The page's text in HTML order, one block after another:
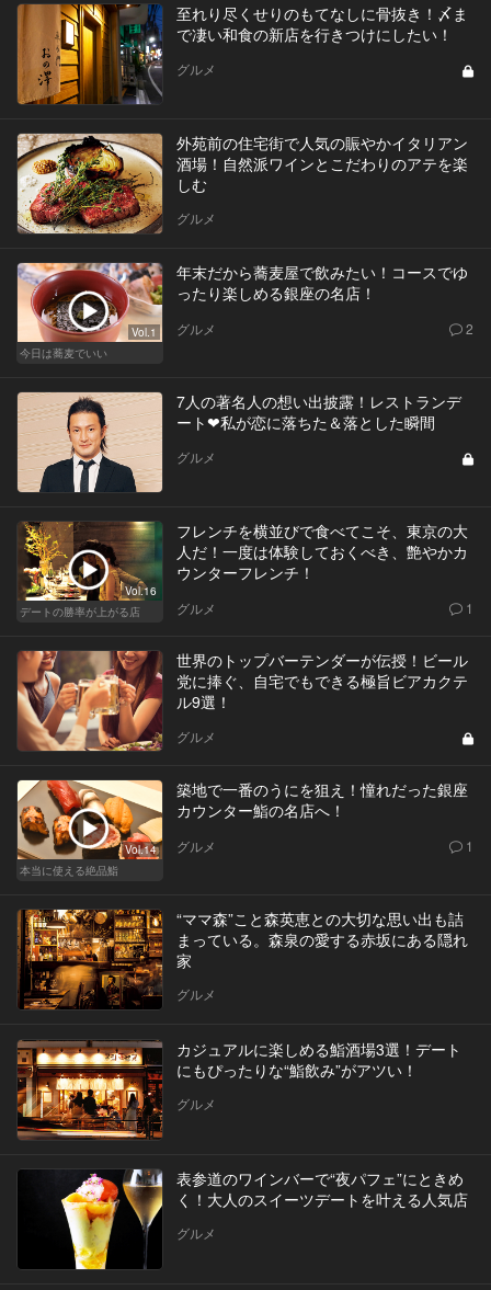
至れり尽くせりのもてなしに骨抜き！〆ま
で凄い和食の新店を行きつけにしたい！
グルメ
外苑前の住宅街で人気の賑やかイタリアン
酒場！自然派ワインとこだわりのアテを楽
しむ
グルメ
Vol.1
今日は蕎麦でいい
年末だから蕎麦屋で飲みたい！コースでゆ
ったり楽しめる銀座の名店！
グルメ 2
7人の著名人の想い出披露！レストランデ
ート❤私が恋に落ちた＆落とした瞬間
グルメ
Vol.16
デートの勝率が上がる店
フレンチを横並びで食べてこそ、東京の大
人だ！一度は体験しておくべき、艶やかカ
ウンターフレンチ！
グルメ 1
世界のトップバーテンダーが伝授！ビール
党に捧ぐ、自宅でもできる極旨ビアカクテ
ル9選！
グルメ
Vol.14
本当に使える絶品鮨
築地で一番のうにを狙え！憧れだった銀座
カウンター鮨の名店へ！
グルメ 1
“ママ森”こと森英恵との大切な思い出も詰
まっている。森泉の愛する赤坂にある隠れ
家
グルメ
カジュアルに楽しめる鮨酒場3選！デート
にもぴったりな“鮨飲み”がアツい！
グルメ
表参道のワインバーで“夜パフェ”にときめ
く！大人のスイーツデートを叶える人気店
グルメ